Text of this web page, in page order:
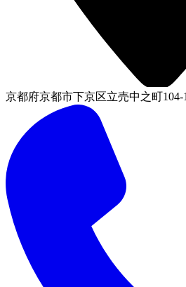
京都府京都市下京区立売中之町